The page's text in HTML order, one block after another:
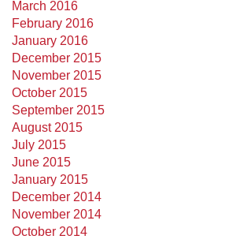
March 2016
February 2016
January 2016
December 2015
November 2015
October 2015
September 2015
August 2015
July 2015
June 2015
January 2015
December 2014
November 2014
October 2014